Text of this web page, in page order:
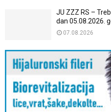
JU ZZZ RS –
dan 05.08.2026.
07.08.2026